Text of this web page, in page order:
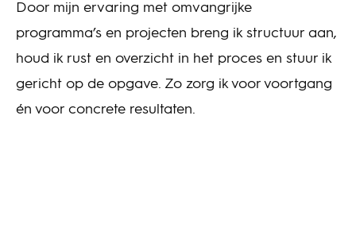
Door mijn ervaring met omvangrijke
programma’s en projecten breng ik structuur aan,
houd ik rust en overzicht in het proces en stuur ik
gericht op de opgave. Zo zorg ik voor voortgang
én voor concrete resultaten.